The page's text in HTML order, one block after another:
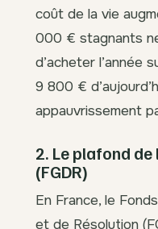
coût de la vie
000 € stagnants
d’acheter l’année
9 800 €
appauvrissement
2. Le plafond
(FGDR)
En France, le
et de Résolution